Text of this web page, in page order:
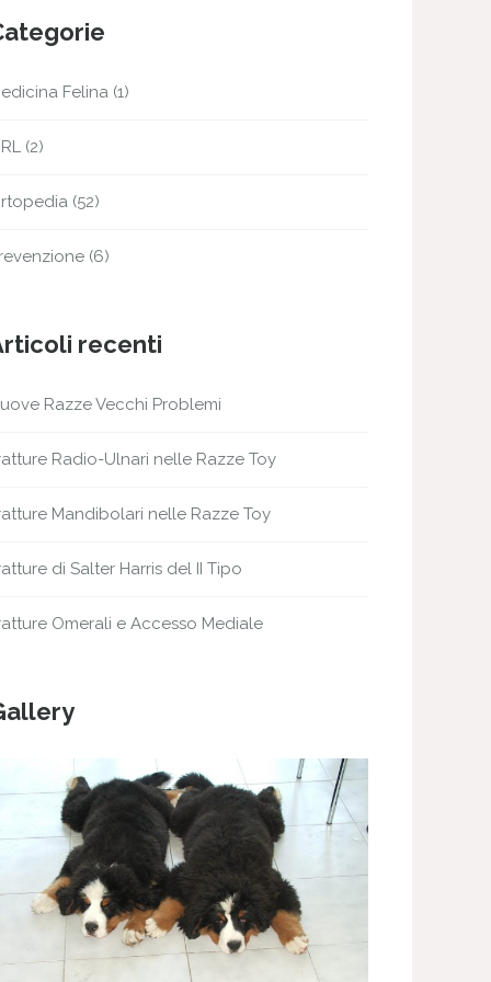
Felina (1)
(2)
(52)
(6)
recenti
Razze Vecchi Problemi
Radio-Ulnari nelle Razze Toy
Mandibolari nelle Razze Toy
di Salter Harris del II Tipo
Omerali e Accesso Mediale